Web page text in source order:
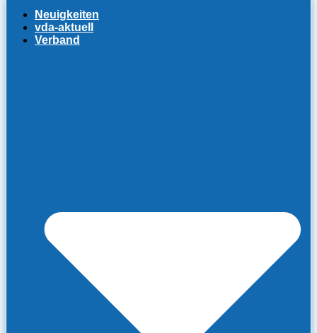
Neuigkeiten
vda-aktuell
Verband